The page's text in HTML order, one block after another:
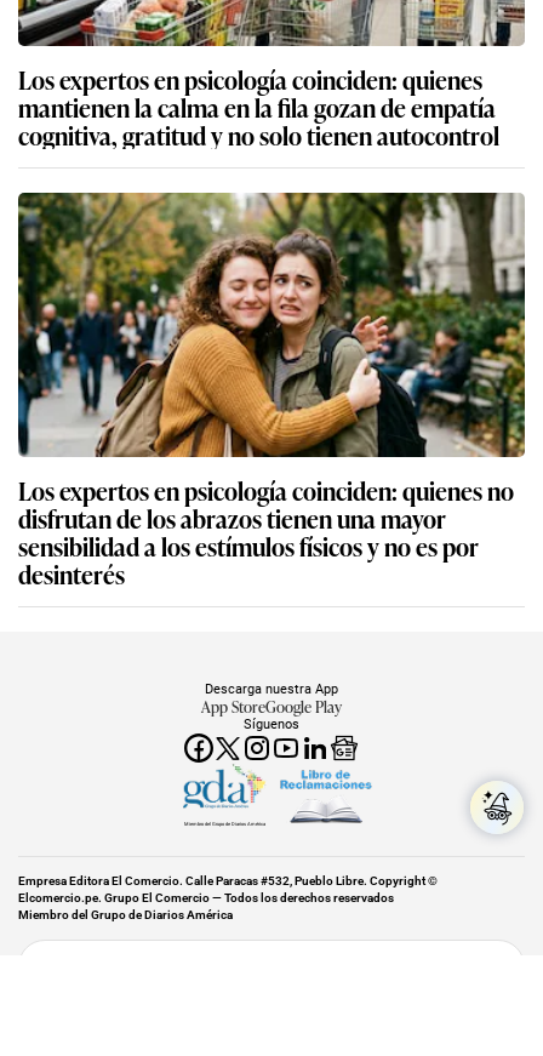
Los expertos en psicología coinciden: quienes
mantienen la calma en la fila gozan de empatía
cognitiva, gratitud y no solo tienen autocontrol
Los expertos en psicología coinciden: quienes no
disfrutan de los abrazos tienen una mayor
sensibilidad a los estímulos físicos y no es por
desinterés
Síguenos
Descarga nuestra App
App StoreGoogle Play
Miembro del Grupo de Diarios América
Empresa Editora El Comercio. Calle Paracas #532, Pueblo Libre. Copyright ©
Elcomercio.pe. Grupo El Comercio — Todos los derechos reservados
Miembro del Grupo de Diarios América